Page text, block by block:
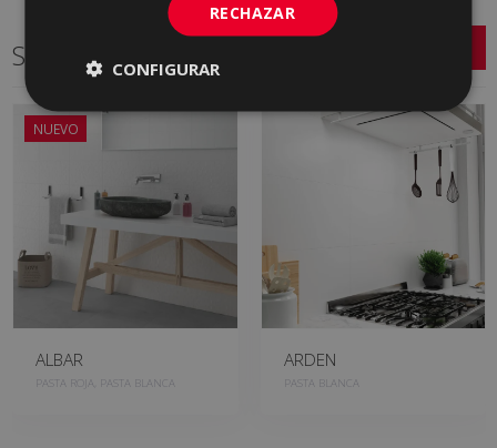
Series relacionadas
NUEVO
ALBAR
PASTA ROJA, PASTA BLANCA
ARDEN
PASTA BLANCA
RECHAZAR
CONFIGURAR